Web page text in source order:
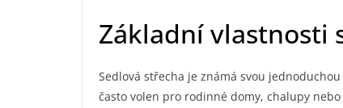
Základní vlastnosti
Sedlová střecha je známá svou
často volen pro rodinné domy, chalupy